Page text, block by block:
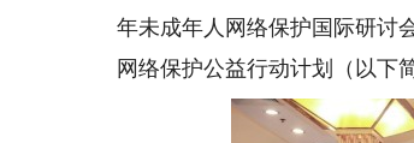
年未成年人网络保护国际研讨
网络保护公益行动计划（以下